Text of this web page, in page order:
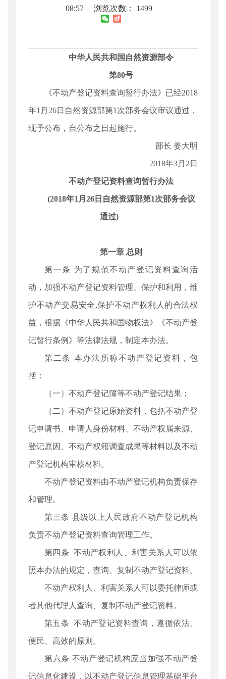
08:57
浏览次数： 1499
中华人民共和国自然资源部令
第80号
《不动产登记资料查询暂行办法》已经2018
年1月26日自然资源部第1次部务会议审议通过，
现予公布，自公布之日起施行。
部长 姜大明
2018年3月2日
不动产登记资料查询暂行办法
(2018年1月26日自然资源部第1次部务会议
通过)
第一章 总则
第一条 为了规范不动产登记资料查询活
动，加强不动产登记资料管理、保护和利用，维
护不动产交易安全,保护不动产权利人的合法权
益，根据《中华人民共和国物权法》《不动产登
记暂行条例》等法律法规，制定本办法。
第二条 本办法所称不动产登记资料，包
括：
（一）不动产登记簿等不动产登记结果；
（二）不动产登记原始资料，包括不动产登
记申请书、申请人身份材料、不动产权属来源、
登记原因、不动产权籍调查成果等材料以及不动
产登记机构审核材料。
不动产登记资料由不动产登记机构负责保存
和管理。
第三条 县级以上人民政府不动产登记机构
负责不动产登记资料查询管理工作。
第四条 不动产权利人、利害关系人可以依
照本办法的规定，查询、复制不动产登记资料。
不动产权利人、利害关系人可以委托律师或
者其他代理人查询、复制不动产登记资料。
第五条 不动产登记资料查询，遵循依法、
便民、高效的原则。
第六条 不动产登记机构应当加强不动产登
记信息化建设，以不动产登记信息管理基础平台